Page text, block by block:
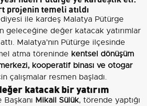
projenin temeli atıldı
ile kardeş Malatya Pütürge
geleceğine değer katacak yatırımlar
Malatya’nın Pütürge ilçesinde
atma töreninde kentsel dönüşüm
kooperatif binası ve otogar
çalışmalar resmen başladı.
katacak bir yatırım
Mikail Sülük, törende yaptığı